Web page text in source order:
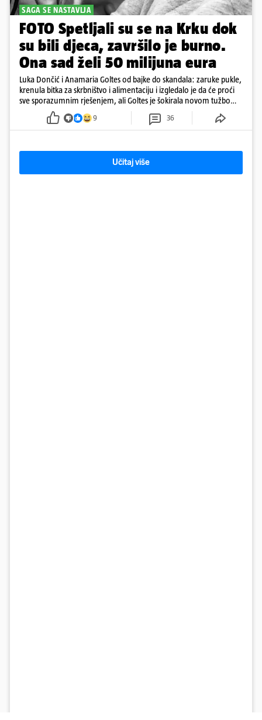
SAGA SE NASTAVLJA
FOTO Spetljali su se na Krku dok
su bili djeca, završilo je burno.
Ona sad želi 50 milijuna eura
Luka Dončić i Anamaria Goltes od bajke do skandala: zaruke pukle,
krenula bitka za skrbništvo i alimentaciju i izgledalo je da će proći
sve sporazumnim rješenjem, ali Goltes je šokirala novom tužbom
u Sloveniji
9 36
Učitaj više